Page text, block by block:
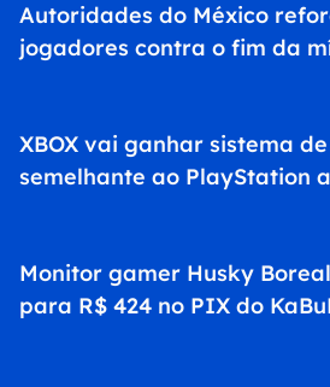
Autoridades do México
jogadores contra o fim da
XBOX vai ganhar sistema
semelhante ao PlayStation
Monitor gamer Husky
para R$ 424 no PIX do